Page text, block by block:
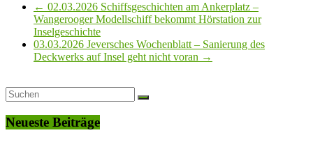
← 02.03.2026 Schiffsgeschichten am Ankerplatz –
Wangerooger Modellschiff bekommt Hörstation zur
Inselgeschichte
03.03.2026 Jeversches Wochenblatt – Sanierung des
Deckwerks auf Insel geht nicht voran →
Neueste Beiträge